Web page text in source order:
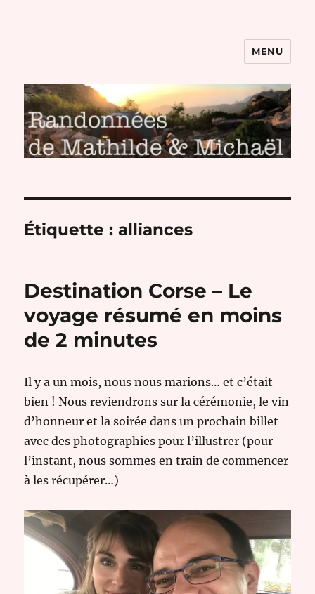
Randonnées de Mathilde et
Michaël
MENU
Étiquette :alliances
Destination Corse – Le
voyage résumé en moins
de 2 minutes
Il y a un mois, nous nous marions… et c’était
bien ! Nous reviendrons sur la cérémonie, le vin
d’honneur et la soirée dans un prochain billet
avec des photographies pour l’illustrer (pour
l’instant, nous sommes en train de commencer
à les récupérer…)